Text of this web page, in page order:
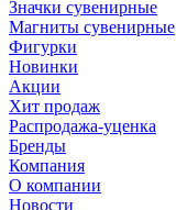
Значки сувенирные
Магниты сувенирные
Фигурки
Новинки
Акции
Хит продаж
Распродажа-уценка
Бренды
Компания
О компании
Новости